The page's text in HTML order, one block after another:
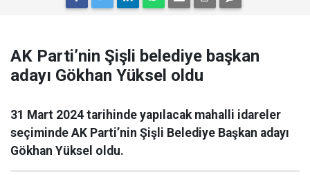
AK Parti’nin Şişli belediye başkan
adayı Gökhan Yüksel oldu
31 Mart 2024 tarihinde yapılacak mahalli idareler
seçiminde AK Parti’nin Şişli Belediye Başkan adayı
Gökhan Yüksel oldu.